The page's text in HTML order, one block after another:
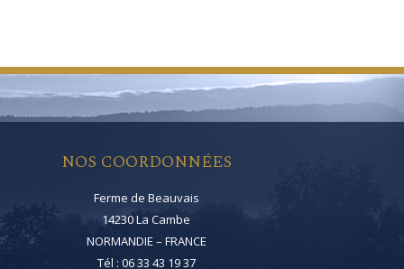
NOS COORDONNÉES
Ferme de Beauvais
14230 La Cambe
NORMANDIE – FRANCE
Tél : 06 33 43 19 37